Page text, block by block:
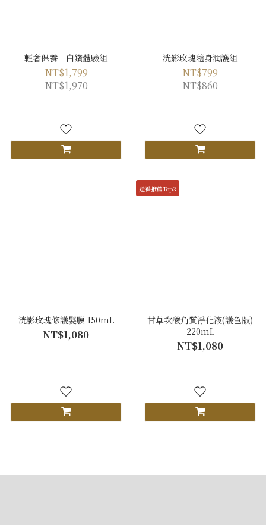
輕奢保養－白鑽體驗組
NT$1,799
NT$1,970
洸影玫瑰隨身潤護組
NT$799
NT$860
洸影玫瑰修護髮膜 150mL
NT$1,080
送禮推薦Top3
甘草次酸角質淨化液(護色版)
220mL
NT$1,080